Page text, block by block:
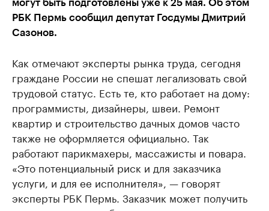
могут быть подготовлены уже к 25 мая. Об этом
РБК Пермь сообщил депутат Госдумы Дмитрий
Сазонов.
Как отмечают эксперты рынка труда, сегодня
граждане России не спешат легализовать свой
трудовой статус. Есть те, кто работает на дому:
программисты, дизайнеры, швеи. Ремонт
квартир и строительство дачных домов часто
также не оформляется официально. Так
работают парикмахеры, массажисты и повара.
«Это потенциальный риск и для заказчика
услуги, и для ее исполнителя», — говорят
эксперты РБК Пермь. Заказчик может получить